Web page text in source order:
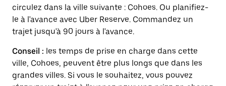
circulez dans la ville suivante : Cohoes. Ou planifiez-
le à l'avance avec Uber Reserve. Commandez un
trajet jusqu'à 90 jours à l'avance.
Conseil : les temps de prise en charge dans cette
ville, Cohoes, peuvent être plus longs que dans les
grandes villes. Si vous le souhaitez, vous pouvez